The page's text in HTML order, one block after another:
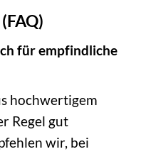
für empfindliche
hochwertigem
Regel gut
wir, bei